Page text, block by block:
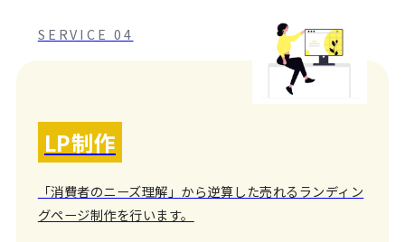
SERVICE 04
LP制作
「消費者のニーズ理解」から逆算した売れるランディン
グページ制作を行います。